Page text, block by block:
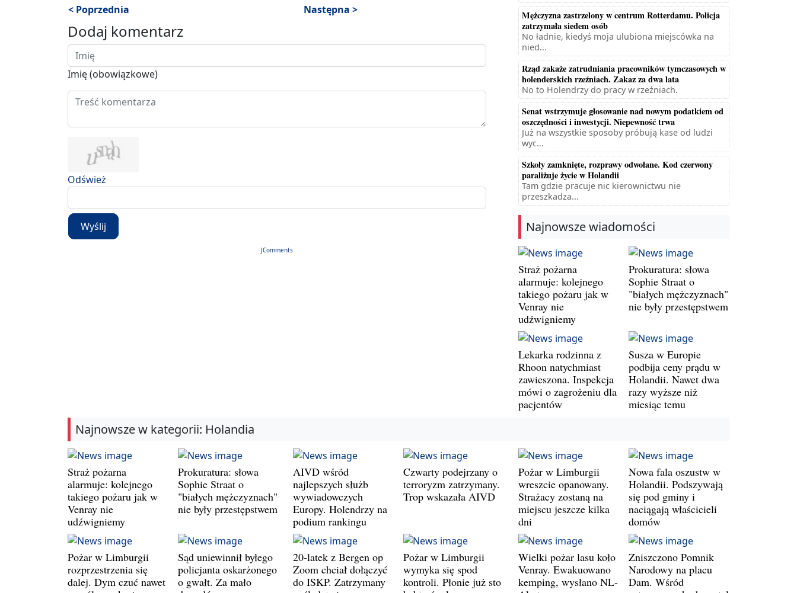
< Poprzednia Następna >
Dodaj komentarz
Imię (obowiązkowe)
Odśwież
Wyślij
JComments
Mężczyzna zastrzelony w centrum Rotterdamu. Policja
zatrzymała siedem osób
No ładnie, kiedyś moja ulubiona miejscówka na
nied...
Rząd zakaże zatrudniania pracowników tymczasowych w
holenderskich rzeźniach. Zakaz za dwa lata
No to Holendrzy do pracy w rzeźniach.
Senat wstrzymuje głosowanie nad nowym podatkiem od
oszczędności i inwestycji. Niepewność trwa
Już na wszystkie sposoby próbują kase od ludzi
wyc...
Szkoły zamknięte, rozprawy odwołane. Kod czerwony
paraliżuje życie w Holandii
Tam gdzie pracuje nic kierownictwu nie
przeszkadza...
Najnowsze wiadomości
Straż pożarna
alarmuje: kolejnego
takiego pożaru jak w
Venray nie
udźwigniemy
Prokuratura: słowa
Sophie Straat o
"białych mężczyznach"
nie były przestępstwem
Lekarka rodzinna z
Rhoon natychmiast
zawieszona. Inspekcja
mówi o zagrożeniu dla
pacjentów
Susza w Europie
podbija ceny prądu w
Holandii. Nawet dwa
razy wyższe niż
miesiąc temu
Najnowsze w kategorii: Holandia
Straż pożarna
alarmuje: kolejnego
takiego pożaru jak w
Venray nie
udźwigniemy
Prokuratura: słowa
Sophie Straat o
"białych mężczyznach"
nie były przestępstwem
AIVD wśród
najlepszych służb
wywiadowczych
Europy. Holendrzy na
podium rankingu
Czwarty podejrzany o
terroryzm zatrzymany.
Trop wskazała AIVD
Pożar w Limburgii
wreszcie opanowany.
Strażacy zostaną na
miejscu jeszcze kilka
dni
Nowa fala oszustw w
Holandii. Podszywają
się pod gminy i
naciągają właścicieli
domów
Pożar w Limburgii
rozprzestrzenia się
dalej. Dym czuć nawet
Sąd uniewinnił byłego
policjanta oskarżonego
o gwałt. Za mało
20-latek z Bergen op
Zoom chciał dołączyć
do ISKP. Zatrzymany
Pożar w Limburgii
wymyka się spod
kontroli. Płonie już sto
Wielki pożar lasu koło
Venray. Ewakuowano
kemping, wysłano NL-
Zniszczono Pomnik
Narodowy na placu
Dam. Wśród